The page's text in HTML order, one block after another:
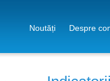
Noutăți Despre